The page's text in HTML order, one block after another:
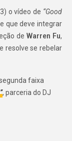
o vídeo de “Good
que deve integrar
de Warren Fu,
resolve se rebelar
faixa
, parceria do DJ